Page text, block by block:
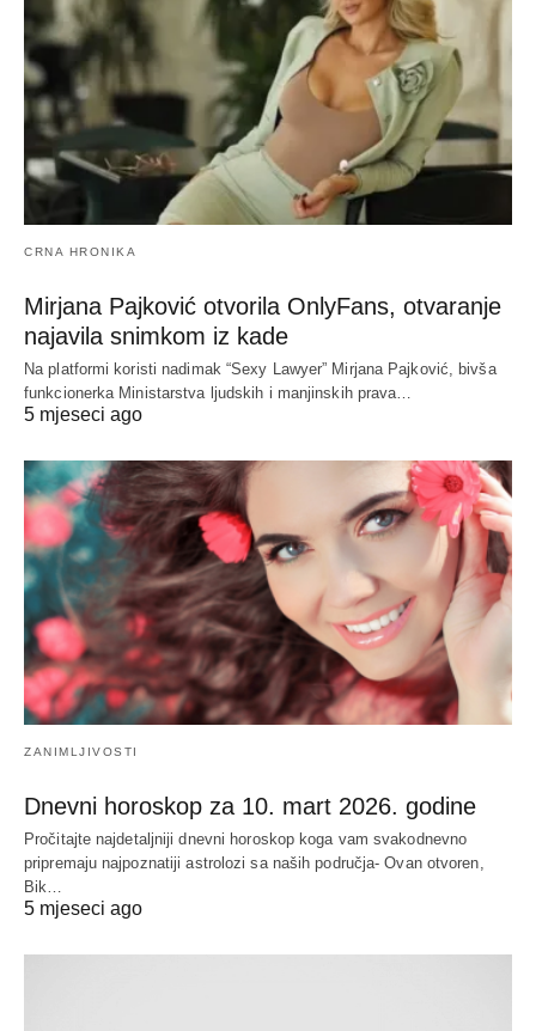
CRNA HRONIKA
Mirjana Pajković otvorila OnlyFans, otvaranje
najavila snimkom iz kade
Na platformi koristi nadimak “Sexy Lawyer” Mirjana Pajković, bivša
funkcionerka Ministarstva ljudskih i manjinskih prava…
5 mjeseci ago
ZANIMLJIVOSTI
Dnevni horoskop za 10. mart 2026. godine
Pročitajte najdetaljniji dnevni horoskop koga vam svakodnevno
pripremaju najpoznatiji astrolozi sa naših područja- Ovan otvoren,
Bik…
5 mjeseci ago